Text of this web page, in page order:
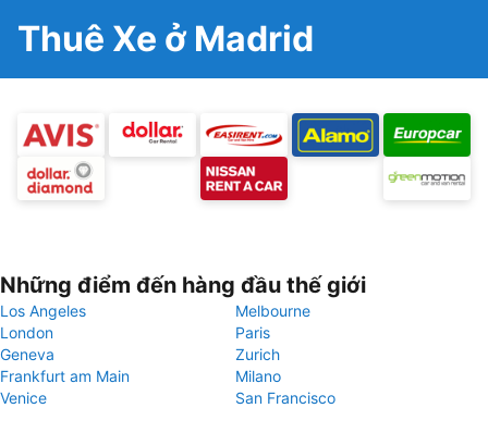
Thuê Xe ở Madrid
Những điểm đến hàng đầu thế giới
Los Angeles
Melbourne
London
Paris
Geneva
Zurich
Frankfurt am Main
Milano
Venice
San Francisco